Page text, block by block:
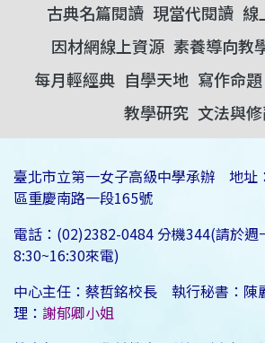
古典名篇閱讀 現當代閱讀 線
因材網線上資源 素養導向教
每月輕經典 自學天地 寫作命題
教學研究 文法與
臺北市立第一女子高級中學承辦 地址
區重慶南路一段165號
電話：(02)2382-0484 分機344(請於週
8:30~16:30來電)
中心主任：蔡哲銘校長 執行秘書：
理： 謝郁卿小姐